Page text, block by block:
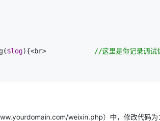
$log){<br> //这里是你记录调
weixin.php）中，修改代码为